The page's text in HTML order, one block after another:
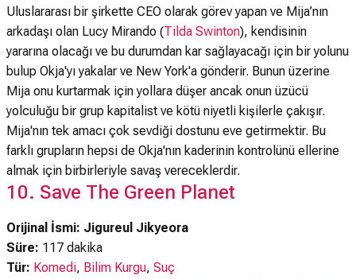
Uluslararası bir şirkette CEO olarak görev yapan ve Mija’nın
arkadaşı olan Lucy Mirando (Tilda Swinton), kendisinin
yararına olacağı ve bu durumdan kar sağlayacağı için bir yolunu
bulup Okja'yı yakalar ve New York'a gönderir. Bunun üzerine
Mija onu kurtarmak için yollara düşer ancak onun üzücü
yolculuğu bir grup kapitalist ve kötü niyetli kişilerle çakışır.
Mija'nın tek amacı çok sevdiği dostunu eve getirmektir. Bu
farklı grupların hepsi de Okja'nın kaderinin kontrolünü ellerine
almak için birbirleriyle savaş vereceklerdir.
10. Save The Green Planet
Orijinal İsmi: Jigureul Jikyeora
Süre: 117 dakika
Tür: Komedi, Bilim Kurgu, Suç